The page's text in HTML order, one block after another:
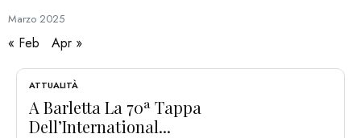
Marzo 2025
« Feb Apr »
ATTUALITÀ
A Barletta La 70ª Tappa
Dell’International...